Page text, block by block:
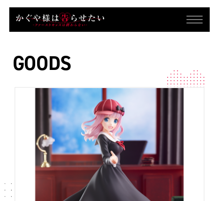
TOP
NEWS
ONAIR
STORY
TRAILER
CAST&STAFF
INTRODUCTION
GOODS
GOODS